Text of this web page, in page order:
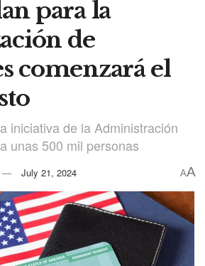
para la
de
comenzará el
iniciativa de la Administración
unas 500 mil personas
July 21, 2024 AA